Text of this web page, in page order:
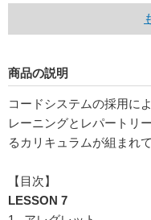
商品の説明
コードシステムの採用に
レーニングとレパートリ
るカリキュラムが組まれて
【目次】
LESSON 7